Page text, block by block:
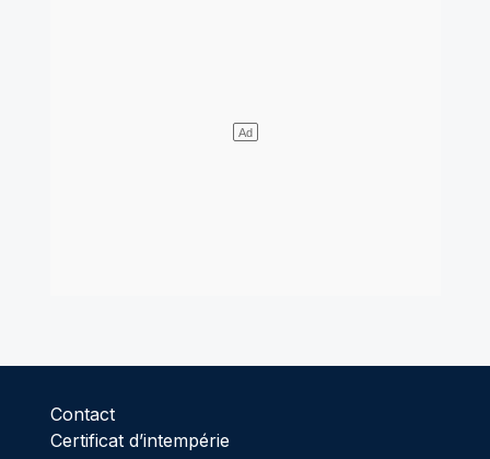
Contact
Certificat d’intempérie